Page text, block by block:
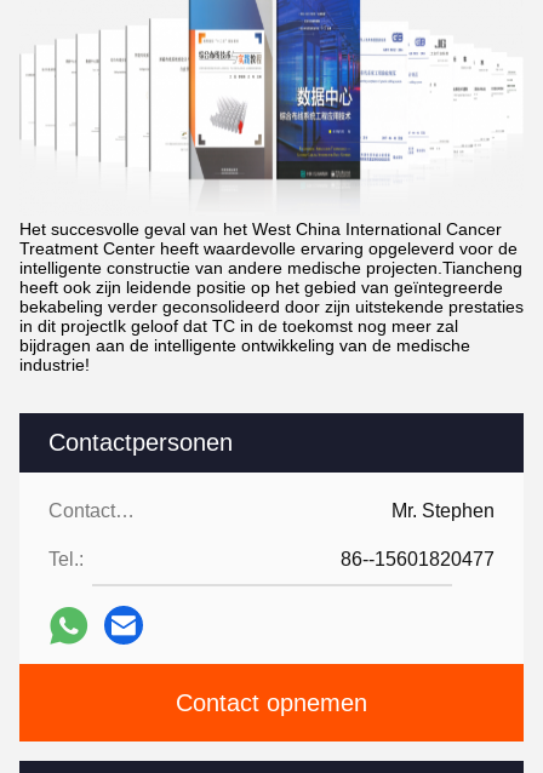
Contactpersonen
Contactpersonen: Mr. Stephen
Tel.: 86--15601820477
Contact opnemen
Het succesvolle geval van het West China International Cancer
Treatment Center heeft waardevolle ervaring opgeleverd voor de
intelligente constructie van andere medische projecten.Tiancheng
heeft ook zijn leidende positie op het gebied van geïntegreerde
bekabeling verder geconsolideerd door zijn uitstekende prestaties
in dit projectIk geloof dat TC in de toekomst nog meer zal
bijdragen aan de intelligente ontwikkeling van de medische
industrie!